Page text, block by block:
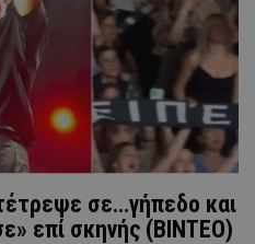
σε…γήπεδο και
επί σκηνής (BINTEO)